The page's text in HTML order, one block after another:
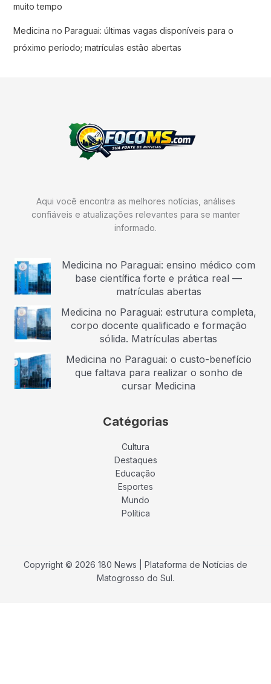
muito tempo
Medicina no Paraguai: últimas vagas disponíveis para o
próximo período; matrículas estão abertas
Aqui você encontra as melhores notícias, análises
confiáveis e atualizações relevantes para se manter
informado.
Medicina no Paraguai: ensino médico com
base científica forte e prática real —
matrículas abertas
Medicina no Paraguai: estrutura completa,
corpo docente qualificado e formação
sólida. Matrículas abertas
Medicina no Paraguai: o custo-benefício
que faltava para realizar o sonho de
cursar Medicina
Catégorias
Cultura
Destaques
Educação
Esportes
Mundo
Política
Copyright © 2026 180 News | Plataforma de Notícias de
Matogrosso do Sul.